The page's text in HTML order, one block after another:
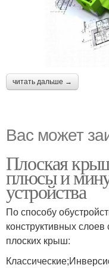
читать дальше →
Вас может
Плоская
плюсы и
устройства
По способу
конструктивных
плоских крыш: